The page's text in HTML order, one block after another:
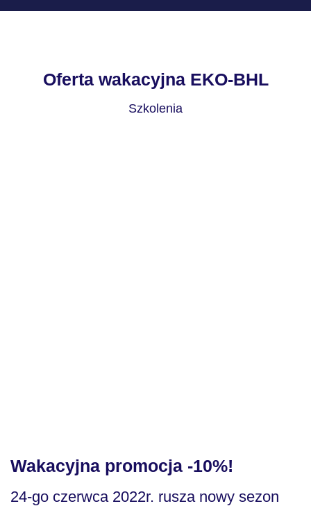
Oferta wakacyjna EKO-BHL
Szkolenia
Wakacyjna promocja -10%!
24-go czerwca 2022r. rusza nowy sezon